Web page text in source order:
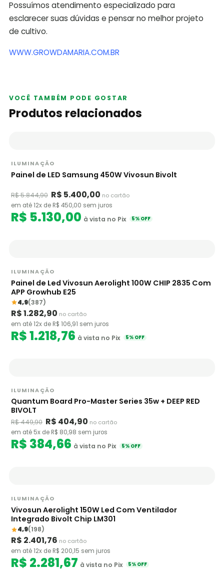
Possuímos atendimento especializado para
esclarecer suas dúvidas e pensar no melhor projeto
de cultivo.
WWW.GROWDAMARIA.COM.BR
VOCÊ TAMBÉM PODE GOSTAR
Produtos relacionados
ILUMINAÇÃO
Painel de LED Samsung 450W Vivosun Bivolt
R$ 5.844,90 R$ 5.400,00 no cartão
em até 12x de R$ 450,00 sem juros
R$ 5.130,00 à vista no Pix 5% OFF
ILUMINAÇÃO
Painel de Led Vivosun Aerolight 100W CHIP 2835 Com
APP Growhub E25
4,9(387)
R$ 1.282,90 no cartão
em até 12x de R$ 106,91 sem juros
R$ 1.218,76 à vista no Pix 5% OFF
ILUMINAÇÃO
Quantum Board Pro-Master Series 35w + DEEP RED
BIVOLT
R$ 449,90 R$ 404,90 no cartão
em até 5x de R$ 80,98 sem juros
R$ 384,66 à vista no Pix 5% OFF
ILUMINAÇÃO
Vivosun Aerolight 150W Led Com Ventilador
Integrado Bivolt Chip LM301
4,9(198)
R$ 2.401,76 no cartão
em até 12x de R$ 200,15 sem juros
R$ 2.281,67 à vista no Pix 5% OFF